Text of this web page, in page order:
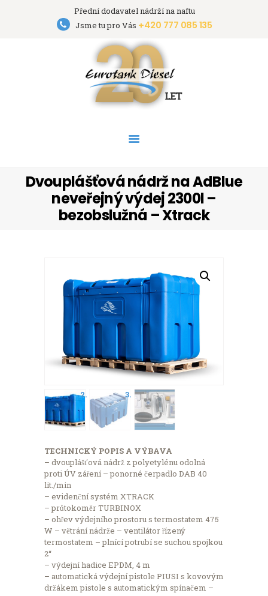
Přední dodavatel nádrží na naftu
Jsme tu pro Vás +420 777 085 135
Dvouplášťová nádrž na AdBlue
neveřejný výdej 2300l –
bezobslužná – Xtrack
Eurotank Diesel s.r.o.
Přední dodavatel nádrží na naftu
HOME
NÁDRŽE
PRONÁJEM NÁDRŽÍ
KONTAKT
TECHNICKÝ POPIS A VÝBAVA
– dvouplášťová nádrž z polyetylénu odolná
proti ÚV záření – ponorné čerpadlo DAB 40
lit./min
– evidenční systém XTRACK
– průtokoměr TURBINOX
– ohřev výdejního prostoru s termostatem 475
W – větrání nádrže – ventilátor řízený
termostatem – plnící potrubí se suchou spojkou
2“
– výdejní hadice EPDM, 4 m
– automatická výdejní pistole PIUSI s kovovým
držákem pistole s automatickým spínačem –